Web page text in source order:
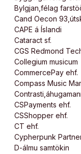
Bylgjan,félag
Cand Oecon
CAPE á Íslandi
Cataract sf.
CGS Redmond
Collegium musicum
CommercePay ehf.
Compass Music
CSPayments ehf.
CSShopper ehf.
CT ehf.
Cypherpunk
D-álmu samtökin